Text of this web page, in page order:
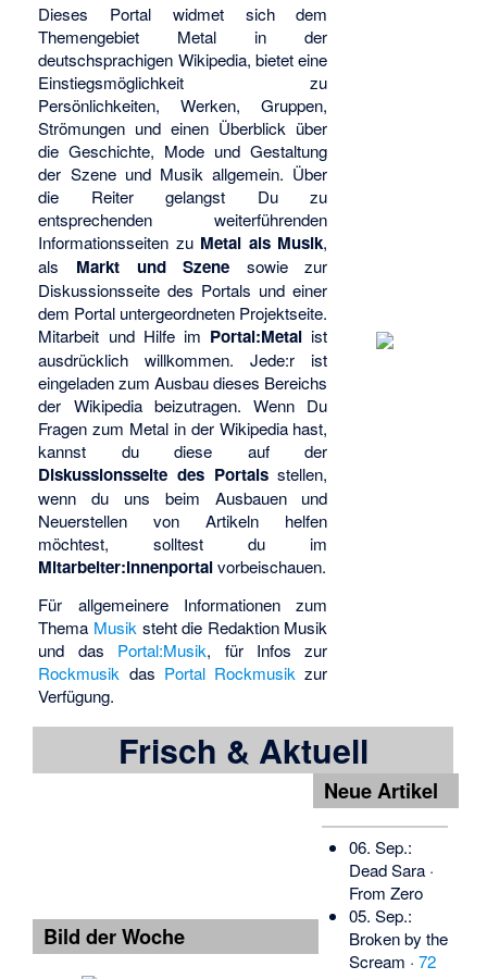
Dieses Portal widmet sich dem
Themengebiet Metal in der
deutschsprachigen Wikipedia, bietet eine
Einstiegsmöglichkeit zu
Persönlichkeiten, Werken, Gruppen,
Strömungen und einen Überblick über
die Geschichte, Mode und Gestaltung
der Szene und Musik allgemein. Über
die Reiter gelangst Du zu
entsprechenden weiterführenden
Informationsseiten zu Metal als Musik,
als Markt und Szene sowie zur
Diskussionsseite des Portals und einer
dem Portal untergeordneten Projektseite.
Mitarbeit und Hilfe im Portal:Metal ist
ausdrücklich willkommen. Jede:r ist
eingeladen zum Ausbau dieses Bereichs
der Wikipedia beizutragen. Wenn Du
Fragen zum Metal in der Wikipedia hast,
kannst du diese auf der
Diskussionsseite des Portalsstellen,
wenn du uns beim Ausbauen und
Neuerstellen von Artikeln helfen
möchtest, solltest du im
Mitarbeiter:innenportalvorbeischauen.
Für allgemeinere Informationen zum
Thema Musik steht die Redaktion Musik
und das Portal:Musik, für Infos zur
Rockmusik das Portal Rockmusik zur
Verfügung.
Frisch & Aktuell
Bild der Woche
Neue Artikel
06. Sep.:
Dead Sara·
From Zero
05. Sep.:
Broken by the
Scream · 72